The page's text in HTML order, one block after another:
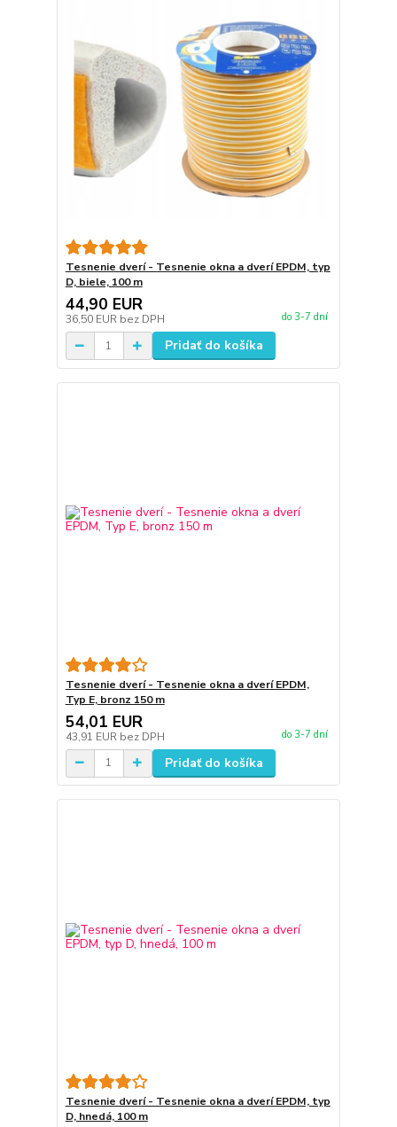
Tesnenie dverí - Tesnenie okna a dverí EPDM, typ
D, biele, 100 m
44,90 EUR
36,50 EUR bez DPH do 3-7 dní
Pridať do košíka
Tesnenie dverí - Tesnenie okna a dverí EPDM,
Typ E, bronz 150 m
54,01 EUR
43,91 EUR bez DPH do 3-7 dní
Pridať do košíka
Tesnenie dverí - Tesnenie okna a dverí EPDM, typ
D, hnedá, 100 m